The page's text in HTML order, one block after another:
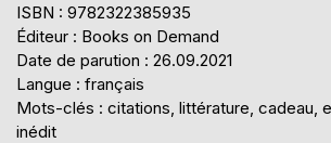
ISBN : 9782322385935
Éditeur : Books on Demand
Date de parution : 26.09.2021
Langue : français
Mots-clés : citations, littérature, cadeau,
inédit